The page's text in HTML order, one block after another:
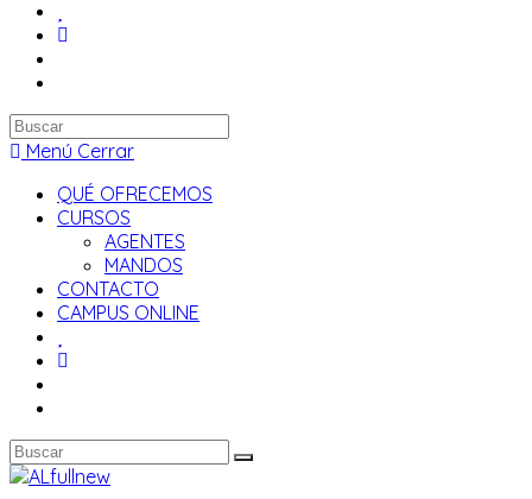
Buscar
en
web
Menú Cerrar
QUÉ OFRECEMOS
CURSOS
AGENTES
MANDOS
CONTACTO
CAMPUS ONLINE